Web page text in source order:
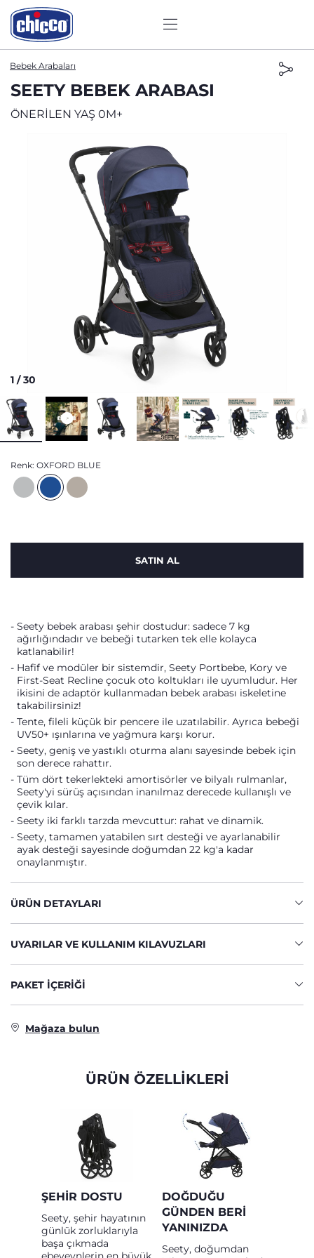
Bebek Arabaları
SEETY BEBEK ARABASI
ÖNERİLEN YAŞ 0M+
1 /30
Renk: OXFORD BLUE
SATIN AL
Seety bebek arabası şehir dostudur: sadece 7 kg
ağırlığındadır ve bebeği tutarken tek elle kolayca
katlanabilir!
Hafif ve modüler bir sistemdir, Seety Portbebe, Kory ve
First-Seat Recline çocuk oto koltukları ile uyumludur. Her
ikisini de adaptör kullanmadan bebek arabası iskeletine
takabilirsiniz!
Tente, fileli küçük bir pencere ile uzatılabilir. Ayrıca bebeği
UV50+ ışınlarına ve yağmura karşı korur.
Seety, geniş ve yastıklı oturma alanı sayesinde bebek için
son derece rahattır.
Tüm dört tekerlekteki amortisörler ve bilyalı rulmanlar,
Seety'yi sürüş açısından inanılmaz derecede kullanışlı ve
çevik kılar.
Seety iki farklı tarzda mevcuttur: rahat ve dinamik.
Seety, tamamen yatabilen sırt desteği ve ayarlanabilir
ayak desteği sayesinde doğumdan 22 kg'a kadar
onaylanmıştır.
ÜRÜN DETAYLARI
UYARILAR VE KULLANIM KILAVUZLARI
PAKET IÇERIĞI
Mağaza bulun
ÜRÜN ÖZELLİKLERİ
ŞEHIR DOSTU
Seety, şehir hayatının
günlük zorluklarıyla
başa çıkmada
DOĞDUĞU
GÜNDEN BERI
YANINIZDA
Seety, doğumdan